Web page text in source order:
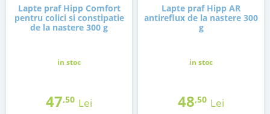
Lapte praf Hipp Comfort
pentru colici si constipatie
de la nastere 300 g
in stoc
47,50 Lei
Lapte praf Hipp AR
antireflux de la nastere 300
g
in stoc
48,50 Lei